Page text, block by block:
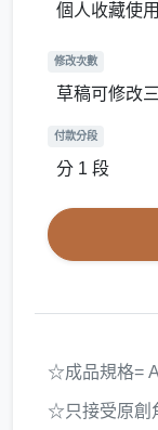
個人收藏使
修改次數
草稿可修改
付款分段
分 1 段
☆成品規格=
☆只接受原創